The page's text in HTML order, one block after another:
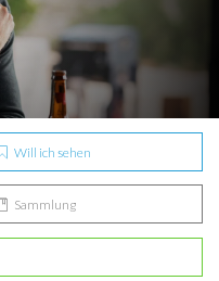
Will ich sehen
Sammlung